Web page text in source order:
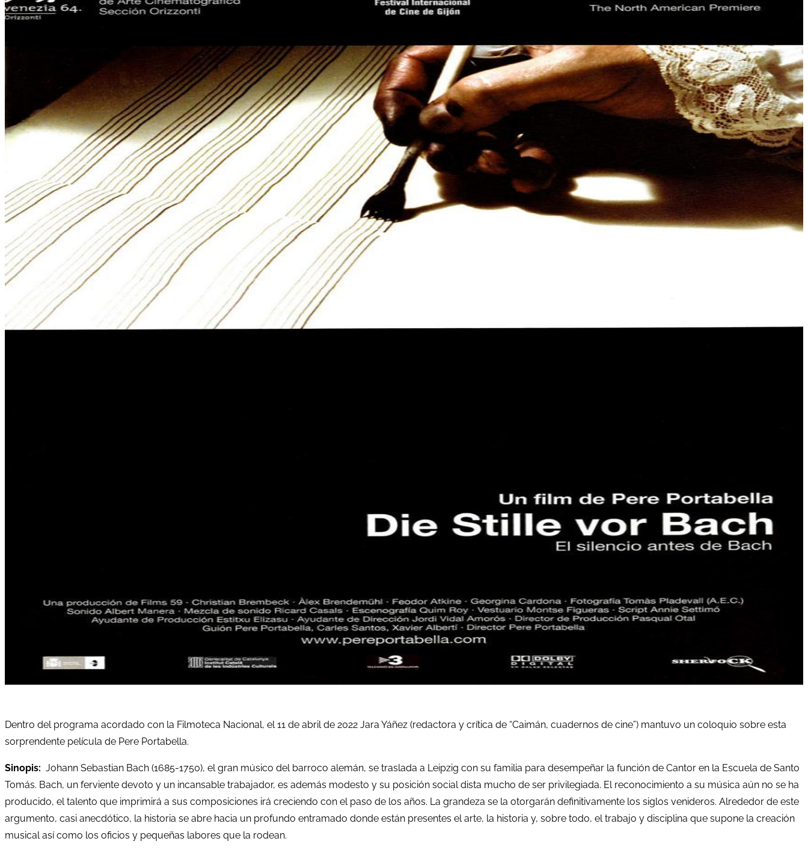
Dentro del programa acordado con la Filmoteca Nacional, el 11 de abril de 2022 Jara Yáñez (redactora y crítica de “Caimán, cuadernos de cine”) mantuvo un coloquio sobre esta
sorprendente película de Pere Portabella.
Sinopis: Johann Sebastian Bach (1685-1750), el gran músico del barroco alemán, se traslada a Leipzig con su familia para desempeñar la función de Cantor en la Escuela de Santo
Tomás. Bach, un ferviente devoto y un incansable trabajador, es además modesto y su posición social dista mucho de ser privilegiada. El reconocimiento a su música aún no se ha
producido, el talento que imprimirá a sus composiciones irá creciendo con el paso de los años. La grandeza se la otorgarán definitivamente los siglos venideros. Alrededor de este
argumento, casi anecdótico, la historia se abre hacia un profundo entramado donde están presentes el arte, la historia y, sobre todo, el trabajo y disciplina que supone la creación
musical así como los oficios y pequeñas labores que la rodean.